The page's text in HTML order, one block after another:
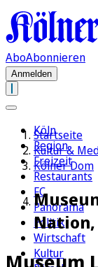
AboAbonnieren
Anmelden
Köln
Region
Freizeit
Restaurants
FC
Panorama
Politik
Wirtschaft
Kultur
Startseite
Kultur &
Kölner Dom